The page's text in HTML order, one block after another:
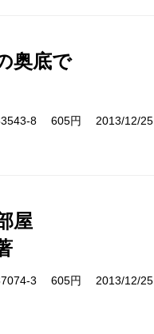
奥底で
8 605円 2013/12/25
屋
3 605円 2013/12/25